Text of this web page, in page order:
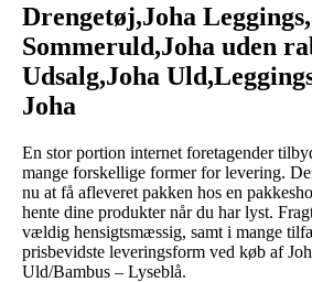
Drengetøj,Joha
Sommeruld,Joha uden
Udsalg,Joha
Joha
En stor portion internet foretagender
mange forskellige former for levering.
nu at få afleveret pakken hos en
hente dine produkter når du har lyst.
vældig hensigtsmæssig, samt i mange
prisbevidste leveringsform ved køb af
Uld/Bambus – Lyseblå.